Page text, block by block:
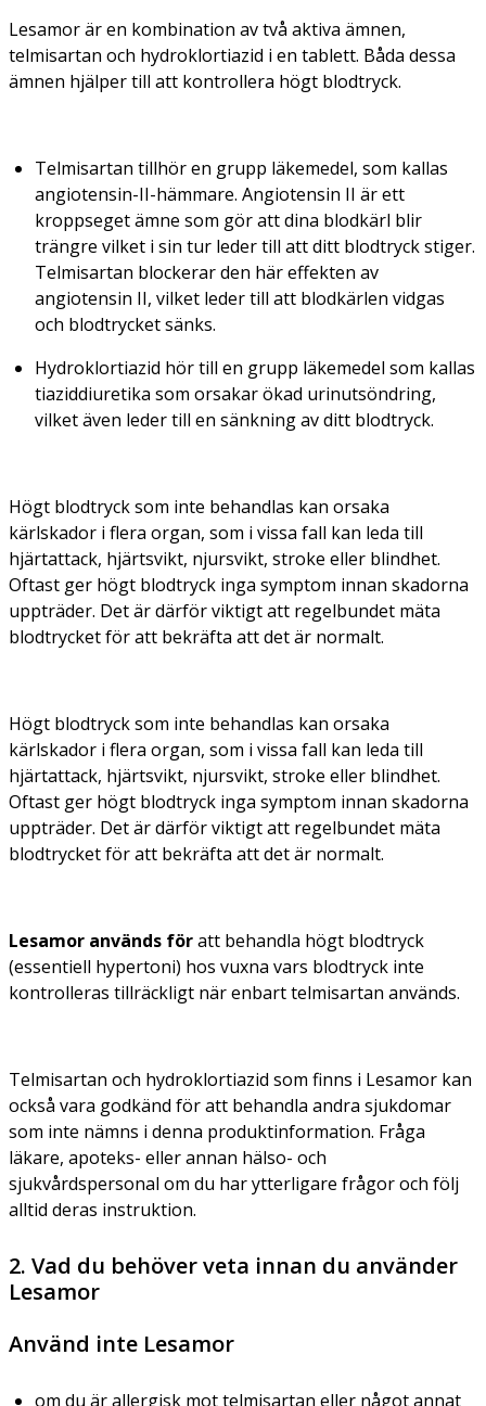
Lesamor är en kombination av två aktiva ämnen,
telmisartan och hydroklortiazid i en tablett. Båda dessa
ämnen hjälper till att kontrollera högt blodtryck.
Telmisartan tillhör en grupp läkemedel, som kallas
angiotensin-II-hämmare. Angiotensin II är ett
kroppseget ämne som gör att dina blodkärl blir
trängre vilket i sin tur leder till att ditt blodtryck stiger.
Telmisartan blockerar den här effekten av
angiotensin II, vilket leder till att blodkärlen vidgas
och blodtrycket sänks.
Hydroklortiazid hör till en grupp läkemedel som kallas
tiaziddiuretika som orsakar ökad urinutsöndring,
vilket även leder till en sänkning av ditt blodtryck.
Högt blodtryck som inte behandlas kan orsaka
kärlskador i flera organ, som i vissa fall kan leda till
hjärtattack, hjärtsvikt, njursvikt, stroke eller blindhet.
Oftast ger högt blodtryck inga symptom innan skadorna
uppträder. Det är därför viktigt att regelbundet mäta
blodtrycket för att bekräfta att det är normalt.
Högt blodtryck som inte behandlas kan orsaka
kärlskador i flera organ, som i vissa fall kan leda till
hjärtattack, hjärtsvikt, njursvikt, stroke eller blindhet.
Oftast ger högt blodtryck inga symptom innan skadorna
uppträder. Det är därför viktigt att regelbundet mäta
blodtrycket för att bekräfta att det är normalt.
Lesamor används föratt behandla högt blodtryck
(essentiell hypertoni) hos vuxna vars blodtryck inte
kontrolleras tillräckligt när enbart telmisartan används.
Telmisartan och hydroklortiazid som finns i Lesamor kan
också vara godkänd för att behandla andra sjukdomar
som inte nämns i denna produktinformation. Fråga
läkare, apoteks- eller annan hälso- och
sjukvårdspersonal om du har ytterligare frågor och följ
alltid deras instruktion.
2. Vad du behöver veta innan du använder
Lesamor
Använd inte Lesamor
om du är allergisk mot telmisartan eller något annat